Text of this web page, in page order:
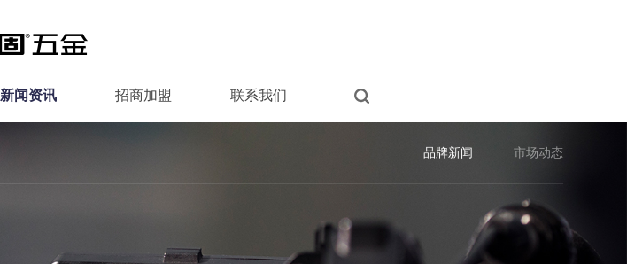
新闻资讯 招商加盟 联系我们
品牌新闻 市场动态